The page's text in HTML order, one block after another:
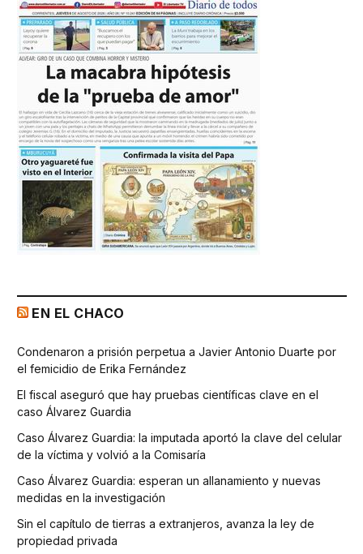
EN EL CHACO
Condenaron a prisión perpetua a Javier Antonio Duarte por
el femicidio de Erika Fernández
El fiscal aseguró que hay pruebas científicas clave en el
caso Álvarez Guardia
Caso Álvarez Guardia: la imputada aportó la clave del celular
de la víctima y volvió a la Comisaría
Caso Álvarez Guardia: esperan un allanamiento y nuevas
medidas en la investigación
Sin el capítulo de tierras a extranjeros, avanza la ley de
propiedad privada